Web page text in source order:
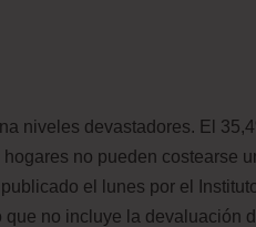
niveles devastadores. El
no pueden costearse
el lunes por el
que no incluye la devaluación